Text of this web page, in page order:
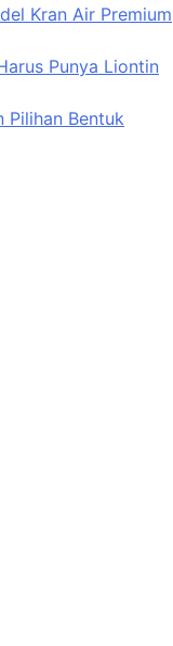
Kran Air Premium
Punya Liontin
Pilihan Bentuk